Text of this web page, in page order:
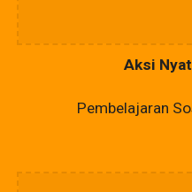
Aksi
Pembelajaran